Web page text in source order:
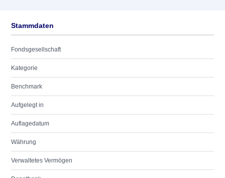
Stammdaten
Fondsgesellschaft
Kategorie
Benchmark
Aufgelegt in
Auflagedatum
Währung
Verwaltetes Vermögen